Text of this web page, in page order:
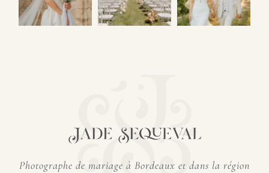
Photographe de mariage à Bordeaux et dans la région